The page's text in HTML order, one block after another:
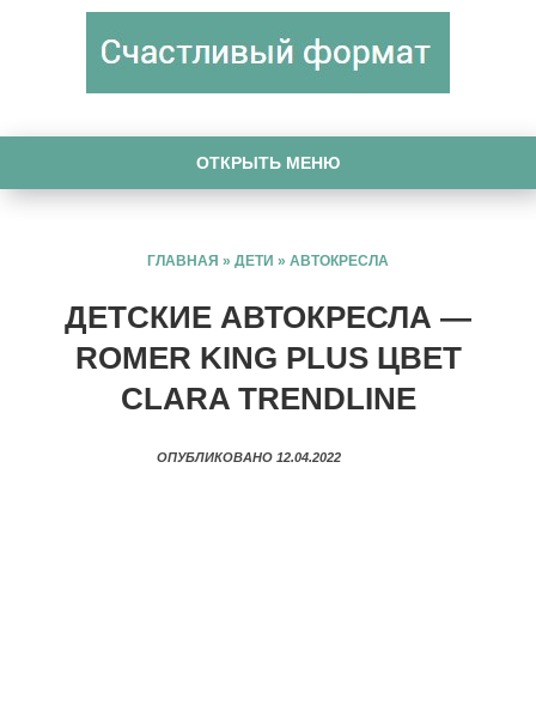
ОТКРЫТЬ МЕНЮ
ГЛАВНАЯ » ДЕТИ » АВТОКРЕСЛА
ДЕТСКИЕ АВТОКРЕСЛА —
ROMER KING PLUS ЦВЕТ
CLARA TRENDLINE
ОПУБЛИКОВАНО 12.04.2022